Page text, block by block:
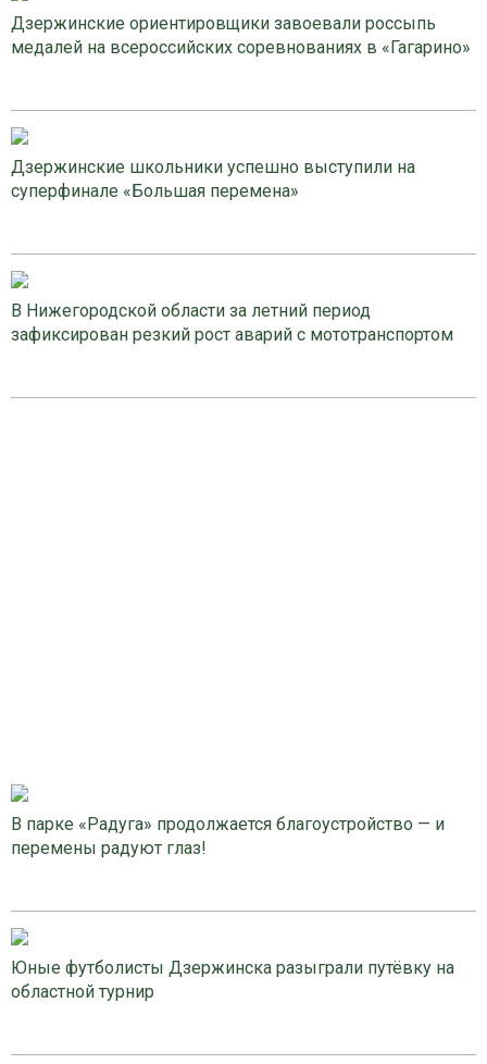
Дзержинские ориентировщики завоевали россыпь
медалей на всероссийских соревнованиях в «Гагарино»
Дзержинские школьники успешно выступили на
суперфинале «Большая перемена»
В Нижегородской области за летний период
зафиксирован резкий рост аварий с мототранспортом
В парке «Радуга» продолжается благоустройство — и
перемены радуют глаз!
Юные футболисты Дзержинска разыграли путёвку на
областной турнир